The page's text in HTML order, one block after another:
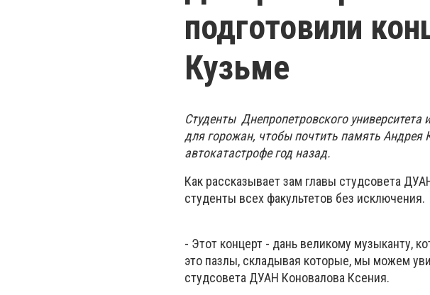
подготовили
Кузьме
Студенты Днепропетровского
для горожан, чтобы почтить память Андрея
автокатастрофе год назад.
Как рассказывает зам главы студсовета
студенты всех факультетов без исключения.
- Этот концерт - дань великому музыканту,
это пазлы, складывая которые, мы можем
студсовета ДУАН Коновалова Ксения.